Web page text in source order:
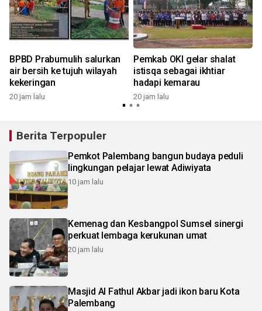
BPBD Prabumulih salurkan
air bersih ke tujuh wilayah
kekeringan
20 jam lalu
Pemkab OKI gelar shalat
istisqa sebagai ikhtiar
hadapi kemarau
20 jam lalu
Berita Terpopuler
Pemkot Palembang bangun budaya peduli
lingkungan pelajar lewat Adiwiyata
10 jam lalu
Kemenag dan Kesbangpol Sumsel sinergi
perkuat lembaga kerukunan umat
20 jam lalu
Masjid Al Fathul Akbar jadi ikon baru Kota
Palembang